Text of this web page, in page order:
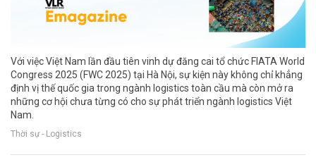
Với việc Việt Nam lần đầu tiên vinh dự đăng cai tổ chức FIATA World
Congress 2025 (FWC 2025) tại Hà Nội, sự kiện này không chỉ khẳng
định vị thế quốc gia trong ngành logistics toàn cầu mà còn mở ra
những cơ hội chưa từng có cho sự phát triển ngành logistics Việt
Nam.
Thời sự - Logistics